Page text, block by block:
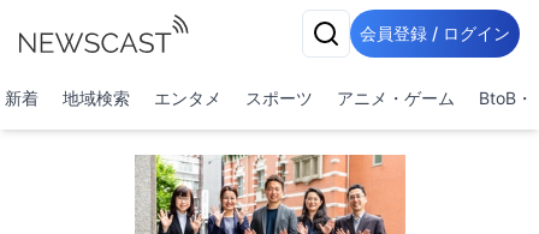
会員登録 / ログイン
新着 地域検索 エンタメ スポーツ アニメ・ゲーム BtoB・